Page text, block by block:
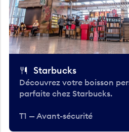
Starbucks
Découvrez votre boisson
parfaite chez Starbucks.
T1 — Avant-sécurité